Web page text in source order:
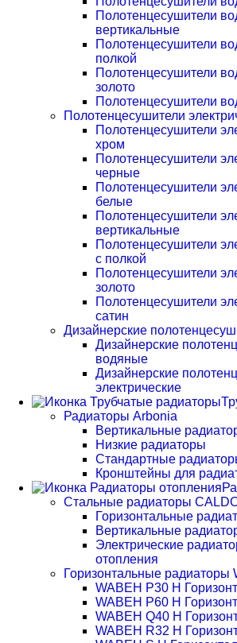
Полотенцесушители
вертикальные
Полотенцесушители
полкой
Полотенцесушители
золото
Полотенцесушители
Полотенцесушители
Полотенцесушители
хром
Полотенцесушители
черные
Полотенцесушители
белые
Полотенцесушители
вертикальные
Полотенцесушители
с полкой
Полотенцесушители
золото
Полотенцесушители
сатин
Дизайнерские
Дизайнерские
водяные
Дизайнерские
электрические
Радиаторы Arbonia
Вертикальные
Низкие радиаторы
Стандартные
Кронштейны для
Стальные радиаторы
Горизонтальные
Вертикальные
Электрические
отопления
Горизонтальные радиаторы
WABEH P30 H
WABEH P60 H
WABEH Q40 H
WABEH R32 H